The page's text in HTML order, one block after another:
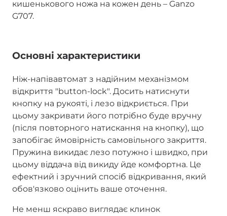
кишенькового ножа на кожен день – Ganzo
G707.
Основні характеристики
Ніж-напівавтомат з надійним механізмом
відкриття "button-lock". Досить натиснути
кнопку на рукояті, і лезо відкриється. При
цьому закривати його потрібно буде вручну
(після повторного натискання на кнопку), що
запобігає ймовірність самовільного закриття.
Пружина викидає лезо потужно і швидко, при
цьому віддача від викиду йде комфортна. Це
ефектний і зручний спосіб відкривання, який
обов'язково оцінить ваше оточення.
Не менш яскраво виглядає клинок